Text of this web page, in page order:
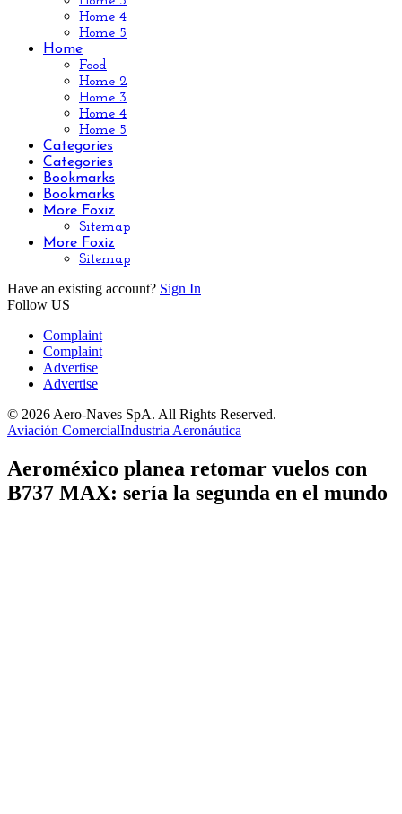
Home 4
Home 5
Home
Food
Home 2
Home 3
Home 4
Home 5
Categories
Categories
Bookmarks
Bookmarks
More Foxiz
Sitemap
More Foxiz
Sitemap
Have an existing account? Sign In
Follow US
Complaint
Complaint
Advertise
Advertise
© 2026 Aero-Naves SpA. All Rights Reserved.
Aviación ComercialIndustria Aeronáutica
Aeroméxico planea retomar vuelos con
B737 MAX: sería la segunda en el mundo